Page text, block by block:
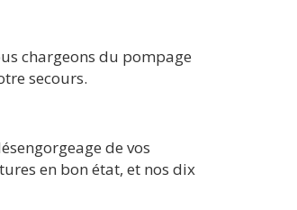
chargeons du pompage
secours.
de vos
en bon état, et nos dix